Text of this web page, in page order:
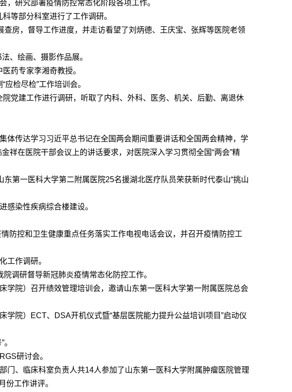
，研究部署疫情防控常态化阶段各项工作。
等部分科室进行了工作调研。
房，督导工作进度，并走访看望了刘炳德、王庆宝、张辉等医院老领
、绘画、摄影作品展。
药专家李湘奇教授。
检尽检”工作培训会。
党建工作进行调研，听取了内科、外科、医务、机关、后勤、离退休
体传达学习习近平总书记在全国两会期间重要讲话和全国两会精神，学
祥在医院干部会议上的讲话要求，对医院深入学习贯彻全国“两会”精
第一医科大学第二附属医院25名援湖北医疗队员荣获新时代泰山“挑山
感染性疾病综合楼建设。
防控和卫生健康重点任务落实工作电视电话会议，并召开疫情防控工
工作调研。
调研督导新冠肺炎疫情常态化防控工作。
学院） 召开绩效管理培训会，邀请山东第一医科大学第一附属医院总会
学院）
ECT、DSA开机仪式暨“基层医院能力提升公益培训项目”启动仪
研讨会。
门、临床科室负责人共14人参加了山东第一医科大学附属肿瘤医院管理
份工作讲评。